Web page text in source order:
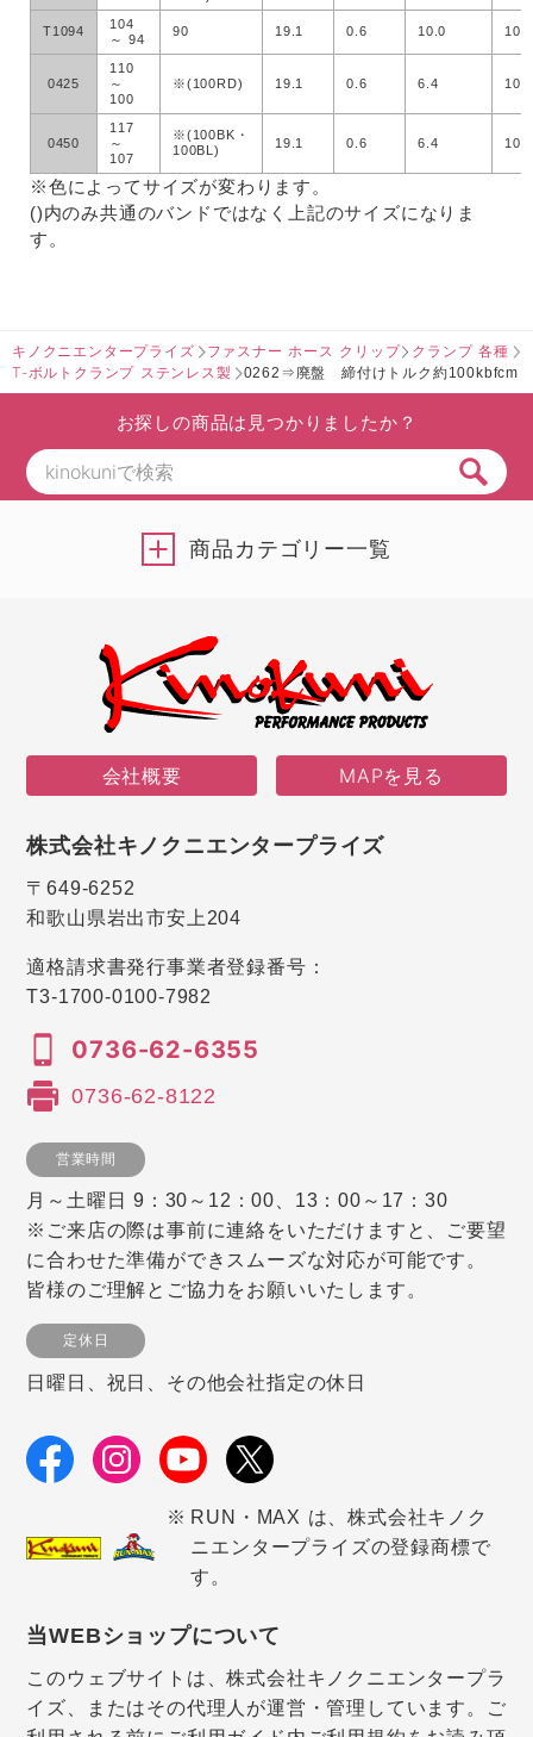
T1094
104
～ 94
90 19.1 0.6 10.0 100
0425
110
～
100
※(100RD) 19.1 0.6 6.4 100
0450
117
～
107
※(100BK・
100BL)
19.1 0.6 6.4 100
※色によってサイズが変わります。
()内のみ共通のバンドではなく上記のサイズになりま
す。
キノクニエンタープライズ ファスナー ホース クリップ
クランプ 各種
T-ボルトクランプ ステンレス製
0262⇒廃盤 締付けトルク約100kbfcm
お探しの商品は見つかりましたか？
商品カテゴリー一覧
会社概要 MAPを見る
株式会社キノクニエンタープライズ
〒649-6252
和歌山県岩出市安上204
適格請求書発行事業者登録番号：
T3-1700-0100-7982
0736-62-6355
0736-62-8122
営業時間
月～土曜日 9：30～12：00、13：00～17：30
※ご来店の際は事前に連絡をいただけますと、ご要望
に合わせた準備ができスムーズな対応が可能です。
皆様のご理解とご協力をお願いいたします。
定休日
日曜日、祝日、その他会社指定の休日
RUN・MAX は、株式会社キノク
ニエンタープライズの登録商標で
す。
当WEBショップについて
このウェブサイトは、株式会社キノクニエンタープラ
イズ、またはその代理人が運営・管理しています。ご